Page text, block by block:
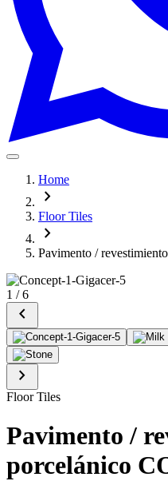
Home
chevron_right
Floor Tiles
chevron_right
Pavimento /
1 /6
chevron_left
chevron_right
Floor Tiles
Pavimento /
porcelánico